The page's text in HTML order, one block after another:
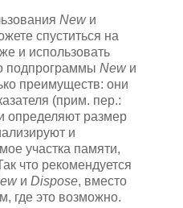
Newи
спуститься на
и использовать
подпрограммы Newи
преимуществ: они
(прим. пер.:
определяют размер
и
участка памяти,
что рекомендуется
и Dispose, вместо
где это возможно.